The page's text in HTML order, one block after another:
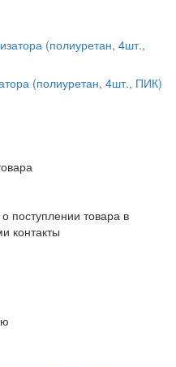
(полиуретан, 4шт., ПИК)
поступлении товара в
контакты